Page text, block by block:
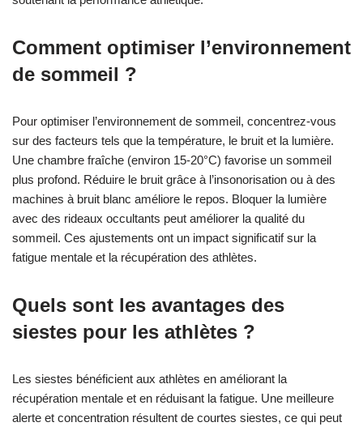
Comment optimiser l’environnement
de sommeil ?
Pour optimiser l’environnement de sommeil, concentrez-vous
sur des facteurs tels que la température, le bruit et la lumière.
Une chambre fraîche (environ 15-20°C) favorise un sommeil
plus profond. Réduire le bruit grâce à l’insonorisation ou à des
machines à bruit blanc améliore le repos. Bloquer la lumière
avec des rideaux occultants peut améliorer la qualité du
sommeil. Ces ajustements ont un impact significatif sur la
fatigue mentale et la récupération des athlètes.
Quels sont les avantages des
siestes pour les athlètes ?
Les siestes bénéficient aux athlètes en améliorant la
récupération mentale et en réduisant la fatigue. Une meilleure
alerte et concentration résultent de courtes siestes, ce qui peut